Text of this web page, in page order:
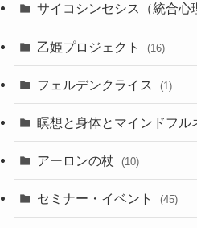
サイコシンセシス（統合心
乙姫プロジェクト (16)
フェルデンクライス (1)
瞑想と身体とマインドフル
アーロンの杖 (10)
セミナー・イベント (45)